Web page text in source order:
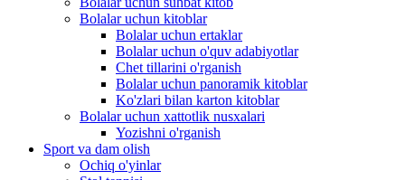
Bolalar uchun kitoblar
Bolalar uchun ertaklar
Bolalar uchun o'quv adabiyotlar
Chet tillarini o'rganish
Bolalar uchun panoramik kitoblar
Ko'zlari bilan karton kitoblar
Bolalar uchun xattotlik nusxalari
Yozishni o'rganish
Sport va dam olish
Ochiq o'yinlar